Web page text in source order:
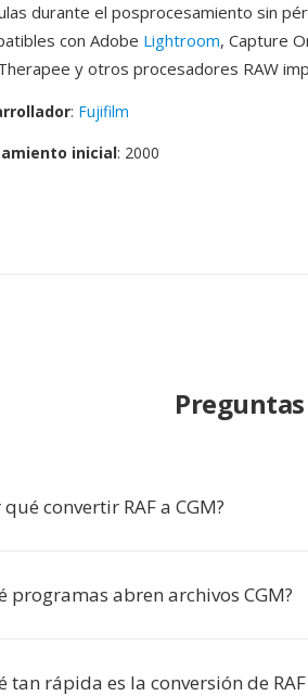
durante el posprocesamiento sin
con Adobe Lightroom, Capture
y otros procesadores RAW
: Fujifilm
inicial: 2000
qué convertir RAF a CGM?
programas abren archivos CGM?
tan rápida es la conversión de RAF